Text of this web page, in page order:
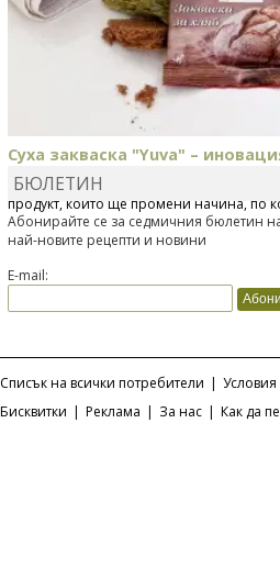
Суха закваска "Yuva" –
Отскоро Лесафр България стартира
продукт, който ще промени начина, по
БЮЛЕТИН
Абонирайте се за седмичния бюлетин
най-новите рецепти и новини
E-mail:
Списък на всички потребители | Условия
Бисквитки | Реклама | За нас | Как да